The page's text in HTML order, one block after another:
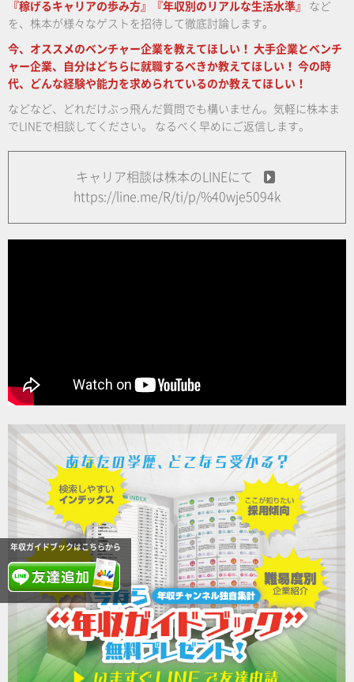
『稼げるキャリアの歩み方』『年収別のリアルな生活水準』
など
を、株本が様々なゲストを招待して徹底討論します。
今、オススメのベンチャー企業を教えてほしい！ 大手企業とベンチ
ャー企業、自分はどちらに就職するべきか教えてほしい！ 今の時
代、どんな経験や能力を求められているのか教えてほしい！
などなど、どれだけぶっ飛んだ質問でも構いません。気軽に株本ま
でLINEで相談してください。
なるべく早めにご返信します。
キャリア相談は株本のLINEにて
https://line.me/R/ti/p/%40wje5094k
年収ガイドブックはこちらから